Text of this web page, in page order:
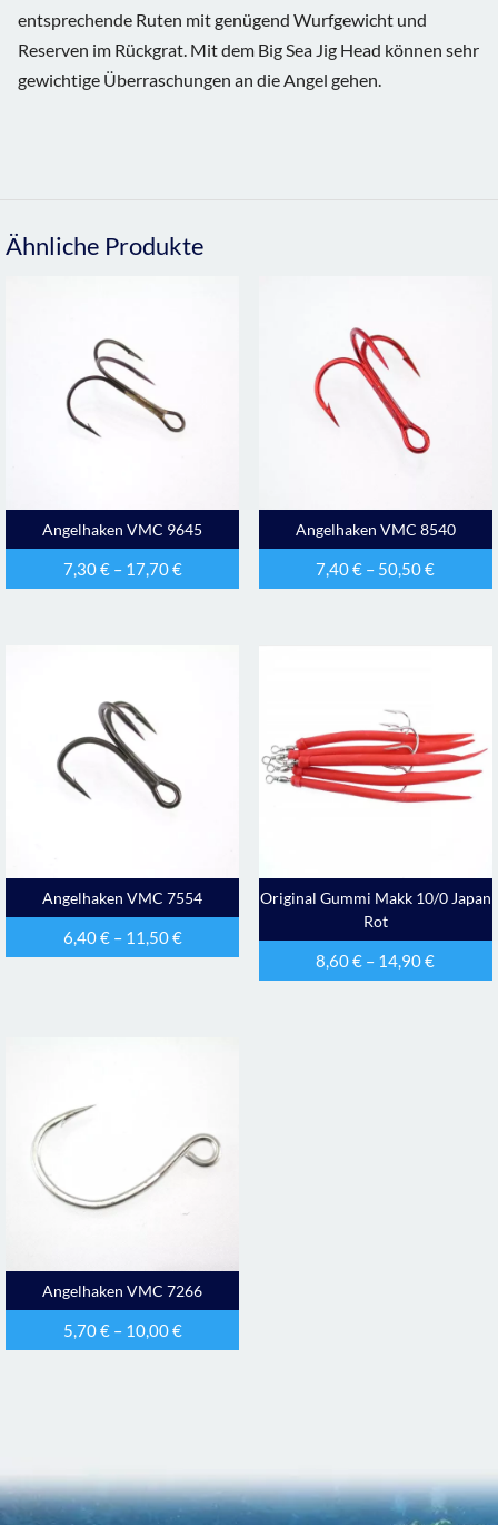
entsprechende Ruten mit genügend Wurfgewicht und
Reserven im Rückgrat. Mit dem Big Sea Jig Head können sehr
gewichtige Überraschungen an die Angel gehen.
Ähnliche Produkte
Angelhaken VMC 9645
7,30€– 17,70€
Angelhaken VMC 8540
7,40€ – 50,50€
Angelhaken VMC 7554
6,40€– 11,50€
Original Gummi Makk 10/0 Japan
Rot
8,60€ – 14,90€
Angelhaken VMC 7266
5,70€– 10,00€